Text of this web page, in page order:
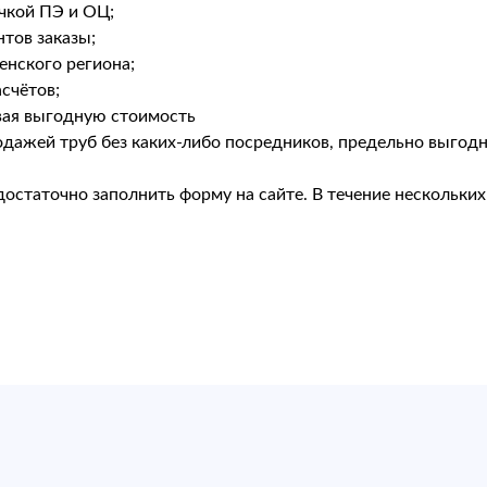
ПЭ и ОЦ;
заказы;
региона;
выгодную стоимость
труб без каких-либо посредников, предельно
заполнить форму на сайте. В течение